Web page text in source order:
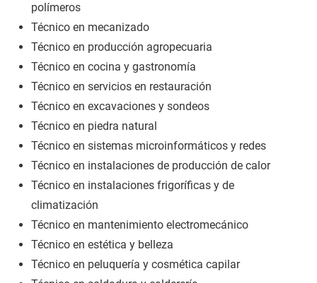
polímeros
Técnico en mecanizado
Técnico en producción agropecuaria
Técnico en cocina y gastronomía
Técnico en servicios en restauración
Técnico en excavaciones y sondeos
Técnico en piedra natural
Técnico en sistemas microinformáticos y redes
Técnico en instalaciones de producción de calor
Técnico en instalaciones frigoríficas y de
climatización
Técnico en mantenimiento electromecánico
Técnico en estética y belleza
Técnico en peluquería y cosmética capilar